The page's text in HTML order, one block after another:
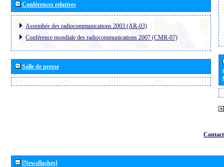
Conférences relatives
Assembée des radiocommunications 2003 (AR-03)
Conférence mondiale des radiocommunications 2007 (CMR-07)
Salle de presse
[Newsflashes]